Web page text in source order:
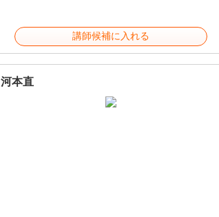
講師候補に入れる
河本直